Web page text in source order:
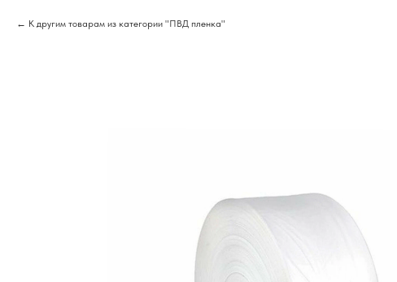
К другим товарам из категории "ПВД пленка"